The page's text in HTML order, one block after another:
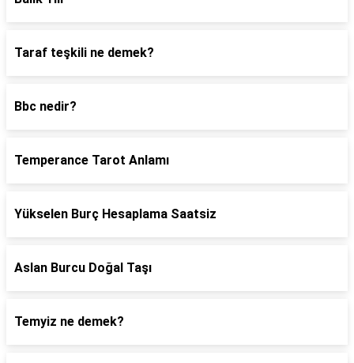
Taraf teşkili ne demek?
Bbc nedir?
Temperance Tarot Anlamı
Yükselen Burç Hesaplama Saatsiz
Aslan Burcu Doğal Taşı
Temyiz ne demek?